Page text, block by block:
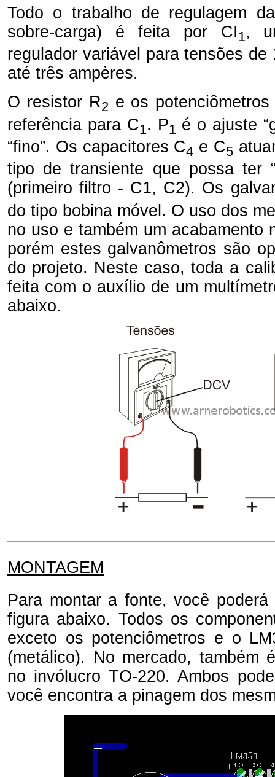
Todo o trabalho de regulagem
sobre-carga) é feita por CI1,
regulador variável para tensões
até três ampères.
O resistor R2 e os potenciômetros
referência para C1. P1 é o ajuste
“fino”. Os capacitores C4 e C5
tipo de transiente que possa ter
(primeiro filtro - C1, C2). Os
do tipo bobina móvel. O uso dos
no uso e também um acabamento
porém estes galvanômetros são
do projeto. Neste caso, toda a
feita com o auxílio de um
abaixo.
MONTAGEM
Para montar a fonte, você
figura abaixo. Todos os
exceto os potenciômetros e o
(metálico). No mercado, também
no invólucro TO-220. Ambos
você encontra a pinagem dos